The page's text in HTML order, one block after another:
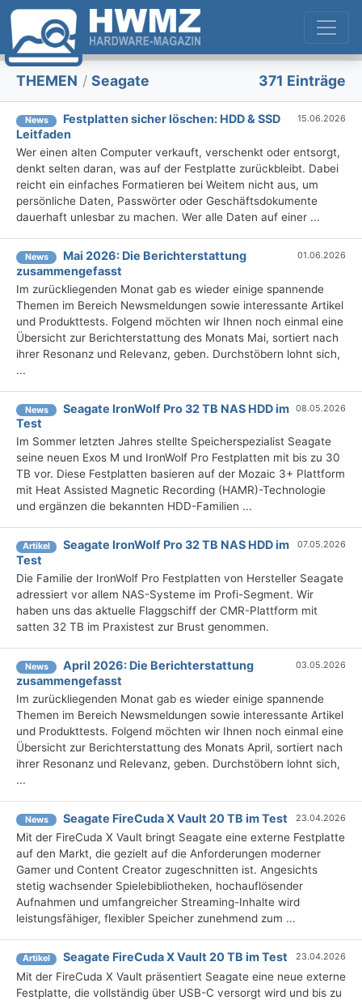
THEMEN / Seagate 371 Einträge
News
Festplatten sicher löschen: HDD & SSD
Leitfaden
15.06.2026
Wer einen alten Computer verkauft, verschenkt oder entsorgt,
denkt selten daran, was auf der Festplatte zurückbleibt. Dabei
reicht ein einfaches Formatieren bei Weitem nicht aus, um
persönliche Daten, Passwörter oder Geschäftsdokumente
dauerhaft unlesbar zu machen. Wer alle Daten auf einer ...
News
Mai 2026: Die Bericht­erstattung
zusammengefasst
01.06.2026
Im zurückliegenden Monat gab es wieder einige spannende
Themen im Bereich Newsmeldungen sowie interessante Artikel
und Produkttests. Folgend möchten wir Ihnen noch einmal eine
Übersicht zur Berichterstattung des Monats Mai, sortiert nach
ihrer Resonanz und Relevanz, geben. Durchstöbern lohnt sich,
...
News
Seagate IronWolf Pro 32 TB NAS HDD im
Test
08.05.2026
Im Sommer letzten Jahres stellte Speicherspezialist Seagate
seine neuen Exos M und IronWolf Pro Festplatten mit bis zu 30
TB vor. Diese Festplatten basieren auf der Mozaic 3+ Plattform
mit Heat Assisted Magnetic Recording (HAMR)-Technologie
und ergänzen die bekannten HDD-Familien ...
Artikel
Seagate IronWolf Pro 32 TB NAS HDD im
Test
07.05.2026
Die Familie der IronWolf Pro Festplatten von Hersteller Seagate
adressiert vor allem NAS-Systeme im Profi-Segment. Wir
haben uns das aktuelle Flaggschiff der CMR-Plattform mit
satten 32 TB im Praxistest zur Brust genommen.
News
April 2026: Die Bericht­erstattung
zusammengefasst
03.05.2026
Im zurückliegenden Monat gab es wieder einige spannende
Themen im Bereich Newsmeldungen sowie interessante Artikel
und Produkttests. Folgend möchten wir Ihnen noch einmal eine
Übersicht zur Berichterstattung des Monats April, sortiert nach
ihrer Resonanz und Relevanz, geben. Durchstöbern lohnt sich,
...
News Seagate FireCuda X Vault 20 TB im Test 23.04.2026
Mit der FireCuda X Vault bringt Seagate eine externe Festplatte
auf den Markt, die gezielt auf die Anforderungen moderner
Gamer und Content Creator zugeschnitten ist. Angesichts
stetig wachsender Spielebibliotheken, hochauflösender
Aufnahmen und umfangreicher Streaming-Inhalte wird
leistungsfähiger, flexibler Speicher zunehmend zum ...
Artikel Seagate FireCuda X Vault 20 TB im Test 23.04.2026
Mit der FireCuda X Vault präsentiert Seagate eine neue externe
Festplatte, die vollständig über USB-C versorgt wird und bis zu